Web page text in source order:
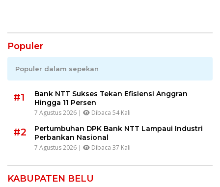
Populer
Populer dalam sepekan
#1
Bank NTT Sukses Tekan Efisiensi Anggran
Hingga 11 Persen
7 Agustus 2026 | Dibaca 54 Kali
#2
Pertumbuhan DPK Bank NTT Lampaui Industri
Perbankan Nasional
7 Agustus 2026 | Dibaca 37 Kali
KABUPATEN BELU